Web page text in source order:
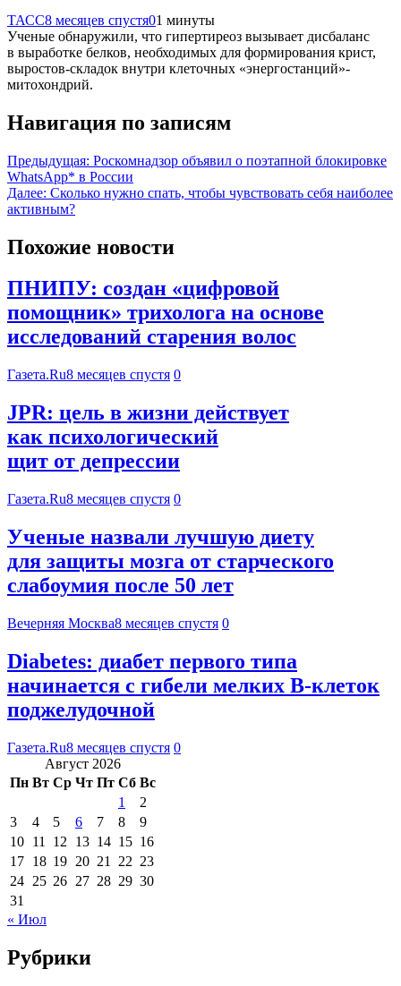
ТАСС8 месяцев спустя01 минуты
Ученые обнаружили, что гипертиреоз вызывает дисбаланс
в выработке белков, необходимых для формирования крист,
выростов-складок внутри клеточных «энергостанций»-
митохондрий.
Навигация по записям
Предыдущая: Роскомнадзор объявил о поэтапной блокировке
WhatsApp* в России
Далее: Сколько нужно спать, чтобы чувствовать себя наиболее
активным?
Похожие новости
ПНИПУ: создан «цифровой
помощник» трихолога на основе
исследований старения волос
Газета.Ru8 месяцев спустя 0
JPR: цель в жизни действует
как психологический
щит от депрессии
Газета.Ru8 месяцев спустя 0
Ученые назвали лучшую диету
для защиты мозга от старческого
слабоумия после 50 лет
Вечерняя Москва8 месяцев спустя 0
Diabetes: диабет первого типа
начинается с гибели мелких В-клеток
поджелудочной
Газета.Ru8 месяцев спустя 0
Август 2026
Пн Вт Ср Чт Пт Сб Вс
1
2
3
4 5 6 7 8
9
10 11 12 13 14 15 16
17 18 19 20 21 22 23
24 25 26 27 28 29 30
31
« Июл
Рубрики